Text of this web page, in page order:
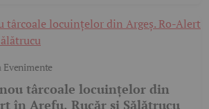
Evenimente
târcoale locuințelor din
în Arefu, Rucăr și Sălătrucu